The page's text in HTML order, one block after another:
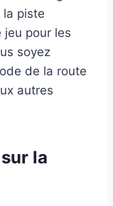
la piste
jeu pour les
soyez
de la route
autres
la